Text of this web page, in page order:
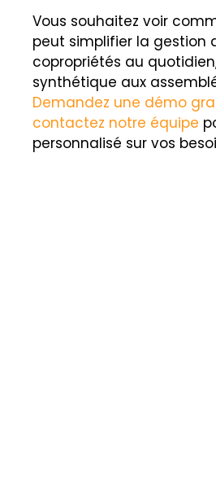
Vous souhaitez voir
peut simplifier la gestion
copropriétés au
synthétique aux
Demandez une démo
contactez notre équipe
personnalisé sur vos